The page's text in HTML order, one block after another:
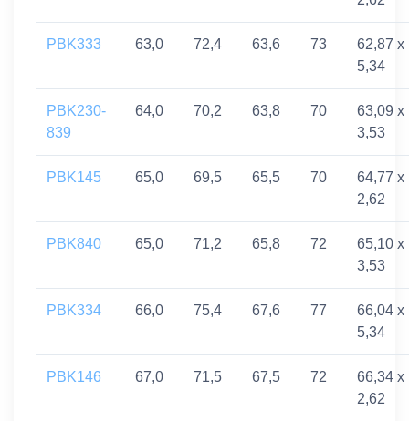
PBK333 63,0 72,4 63,6 73
62,87 x
5,34
PBK230-
839
64,0 70,2 63,8 70
63,09 x
3,53
PBK145 65,0 69,5 65,5 70
64,77 x
2,62
PBK840 65,0 71,2 65,8 72
65,10 x
3,53
PBK334 66,0 75,4 67,6 77
66,04 x
5,34
PBK146 67,0 71,5 67,5 72
66,34 x
2,62